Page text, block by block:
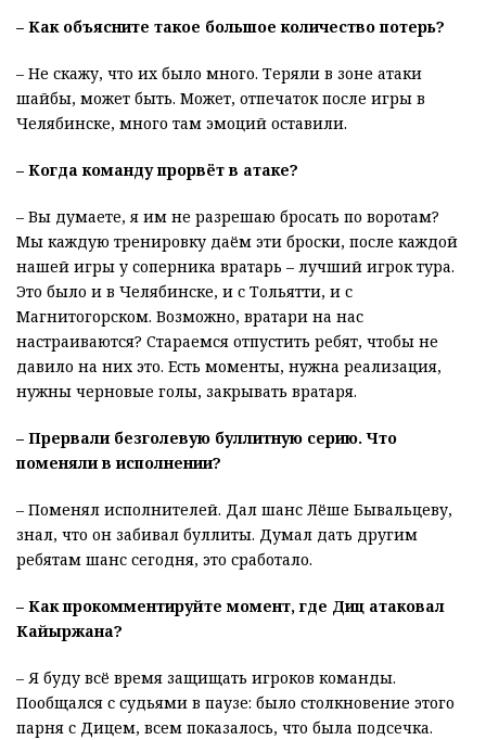
– Как объясните такое большое количество потерь?
– Не скажу, что их было много. Теряли в зоне атаки
шайбы, может быть. Может, отпечаток после игры в
Челябинске, много там эмоций оставили.
– Когда команду прорвёт в атаке?
– Вы думаете, я им не разрешаю бросать по воротам?
Мы каждую тренировку даём эти броски, после каждой
нашей игры у соперника вратарь – лучший игрок тура.
Это было и в Челябинске, и с Тольятти, и с
Магнитогорском. Возможно, вратари на нас
настраиваются? Стараемся отпустить ребят, чтобы не
давило на них это. Есть моменты, нужна реализация,
нужны черновые голы, закрывать вратаря.
– Прервали безголевую буллитную серию. Что
поменяли в исполнении?
– Поменял исполнителей. Дал шанс Лёше Бывальцеву,
знал, что он забивал буллиты. Думал дать другим
ребятам шанс сегодня, это сработало.
– Как прокомментируйте момент, где Диц атаковал
Кайыржана?
– Я буду всё время защищать игроков команды.
Пообщался с судьями в паузе: было столкновение этого
парня с Дицем, всем показалось, что была подсечка.